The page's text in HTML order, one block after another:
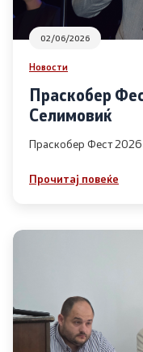
Јавни огласи
Конкурси
Изјава за
02/06/2026
Новости
Праскобер
Селимовиќ
Праскобер Фест
Прочитај повеќе